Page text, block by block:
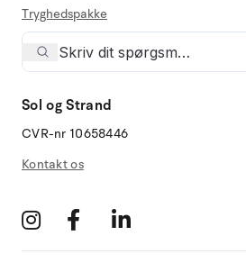
Tryghedspakke
Sol og Strand
CVR-nr 10658446
Kontakt os